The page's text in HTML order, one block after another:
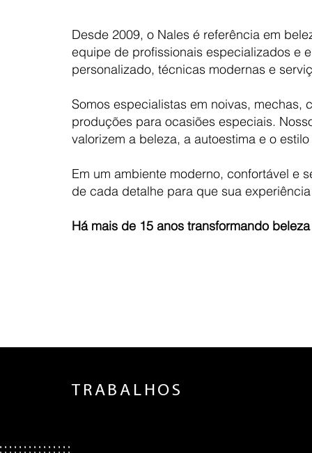
Desde 2009, o Nales é referência em
equipe de profissionais especializados e
personalizado, técnicas modernas e
Somos especialistas em noivas,
produções para ocasiões especiais.
valorizem a beleza, a autoestima e o
Em um ambiente moderno, confortável e
de cada detalhe para que sua
Há mais de 15 anos transformando
TRABALHOS